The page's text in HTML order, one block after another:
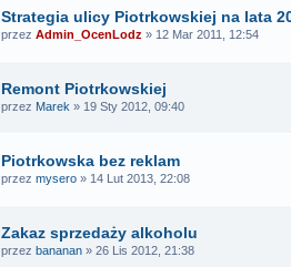
Strategia ulicy Piotrkowskiej na lata
przez Admin_OcenLodz » 12 Mar 2011, 12:54
Remont Piotrkowskiej
przez Marek » 19 Sty 2012, 09:40
Piotrkowska bez reklam
przez mysero » 14 Lut 2013, 22:08
Zakaz sprzedaży alkoholu
przez bananan » 26 Lis 2012, 21:38